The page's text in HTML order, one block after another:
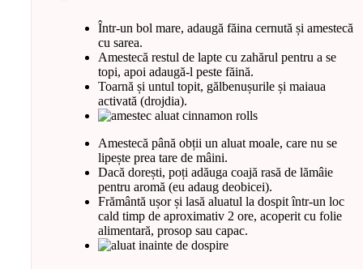
Într-un bol mare, adaugă făina cernută și amestecă
cu sarea.
Amestecă restul de lapte cu zahărul pentru a se
topi, apoi adaugă-l peste făină.
Toarnă și untul topit, gălbenușurile și maiaua
activată (drojdia).
Amestecă până obții un aluat moale, care nu se
lipește prea tare de mâini.
Dacă dorești, poți adăuga coajă rasă de lămâie
pentru aromă (eu adaug deobicei).
Frământă ușor și lasă aluatul la dospit într-un loc
cald timp de aproximativ 2 ore, acoperit cu folie
alimentară, prosop sau capac.